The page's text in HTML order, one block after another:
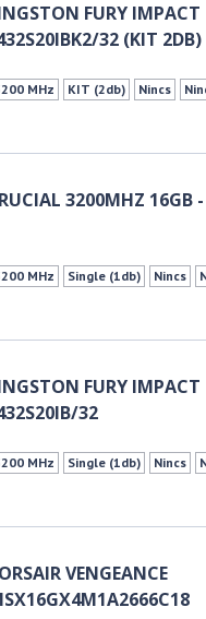
FURY IMPACT
32 (KIT 2DB)
MHz KIT (2db) Nincs
3200MHZ 16GB -
MHz Single (1db) Nincs
FURY IMPACT
32
MHz Single (1db) Nincs
VENGEANCE